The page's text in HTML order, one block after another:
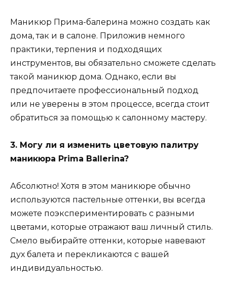
Маникюр Прима-балерина можно создать как
дома, так и в салоне. Приложив немного
практики, терпения и подходящих
инструментов, вы обязательно сможете сделать
такой маникюр дома. Однако, если вы
предпочитаете профессиональный подход
или не уверены в этом процессе, всегда стоит
обратиться за помощью к салонному мастеру.
3. Могу ли я изменить цветовую палитру
маникюра Prima Ballerina?
Абсолютно! Хотя в этом маникюре обычно
используются пастельные оттенки, вы всегда
можете поэкспериментировать с разными
цветами, которые отражают ваш личный стиль.
Смело выбирайте оттенки, которые навевают
дух балета и перекликаются с вашей
индивидуальностью.